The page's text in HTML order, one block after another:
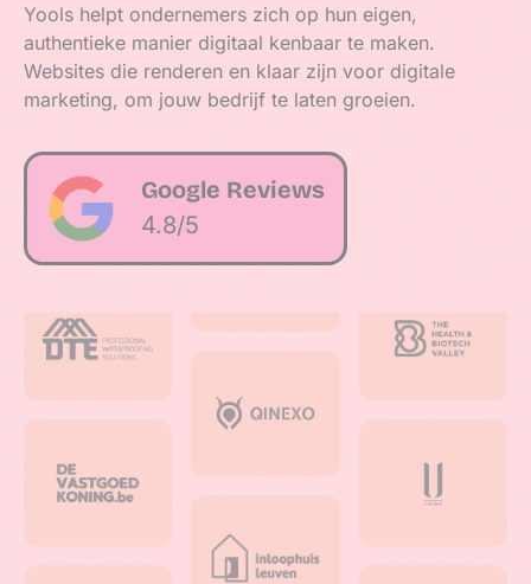
Yools helpt ondernemers zich op hun eigen,
authentieke manier digitaal kenbaar te maken.
Websites die renderen en klaar zijn voor digitale
marketing, om jouw bedrijf te laten groeien.
Google Reviews
4.8/5